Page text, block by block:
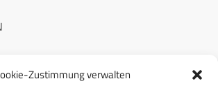
Zustimmung verwalten